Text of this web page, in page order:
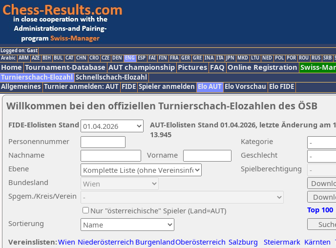
Logged on: Gast
Arabic ARM AZE BIH BUL CAT CHN CRO CZE DEN ENG ESP FAI FIN FRA GER GRE INA ITA JPN MKD LTU NED POL POR ROU RUS SRB
Home Tournament-Database AUT championship Pictures FAQ Online Registration Swiss-
Turnierschach-Elozahl Schnellschach-Elozahl
Allgemeines Turnier anmelden: AUT FIDE Spieler anmelden Elo AUT Elo Vorschau Elo FIDE
Willkommen bei den offiziellen Turnierschach-Elozahlen des ÖSB
Nachname
Vorname
Ebene
Kategorie
Sortierung
Personennummer
Bundesland
Spgem./Kreis/Verein
Geschlecht
Nur "österreichische" Spieler (Land=AUT)
Spielberechtigung
Vereinslisten:Wien Niederösterreich BurgenlandOberösterreich Salzburg Steiermark Kärnten
Top 100
AUT-Elolisten Stand 01.04.2026, letzte Änderung am
13.945
FIDE-Elolisten Stand